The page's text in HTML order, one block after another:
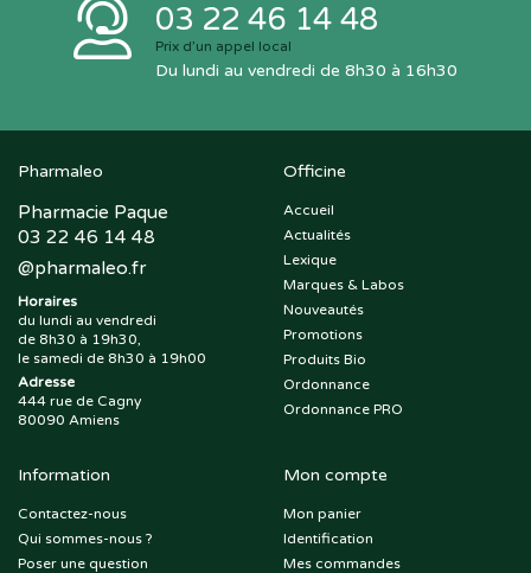
03 22 46 14 48
Prix d’un appel local
Du lundi au vendredi de 8h30 à 16h30
Pharmaleo
Pharmacie Paque
03 22 46 14 48
@pharmaleo.fr
Horaires
du lundi au vendredi
de 8h30 à 19h30,
le samedi de 8h30 à 19h00
Adresse
444 rue de Cagny
80090 Amiens
Officine
Accueil
Actualités
Lexique
Marques & Labos
Nouveautés
Promotions
Produits Bio
Ordonnance
Ordonnance PRO
Information
Contactez-nous
Qui sommes-nous ?
Poser une question
Mon compte
Mon panier
Identification
Mes commandes